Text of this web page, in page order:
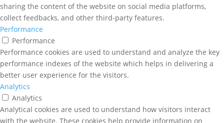
sharing the content of the website on social media platforms,
collect feedbacks, and other third-party features.
Performance
Performance
Performance cookies are used to understand and analyze the key
performance indexes of the website which helps in delivering a
better user experience for the visitors.
Analytics
Analytics
Analytical cookies are used to understand how visitors interact
with the website. These cookies help provide information on